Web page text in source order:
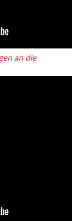
an die